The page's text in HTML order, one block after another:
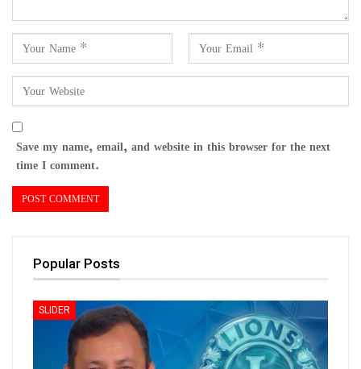
Save my name, email, and website in this browser for the next
time I comment.
Popular Posts
SLIDER